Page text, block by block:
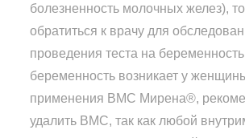
болезненность молочных желез),
обратиться к врачу для
проведения теста на
беременность возникает у
применения ВМС Мирена®,
удалить ВМС, так как любой